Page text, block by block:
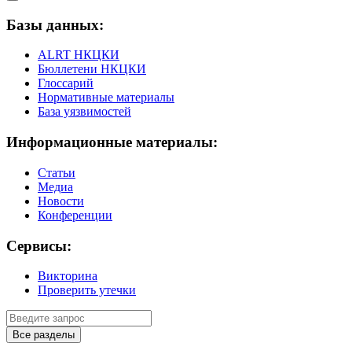
Базы данных:
ALRT НКЦКИ
Бюллетени НКЦКИ
Глоссарий
Нормативные материалы
База уязвимостей
Информационные материалы:
Статьи
Медиа
Новости
Конференции
Сервисы:
Викторина
Проверить утечки
Все разделы